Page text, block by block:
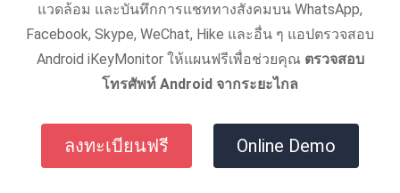
แวดล้อม และบันทึกการแชททางสังคมบน WhatsApp,
Facebook, Skype, WeChat, Hike และอื่น ๆ แอปตรวจสอบ
Android iKeyMonitor ให้แผนฟรีเพื่อช่วยคุณ ตรวจสอบ
โทรศัพท์ Android จากระยะไกล
ลงทะเบียนฟรี Online Demo